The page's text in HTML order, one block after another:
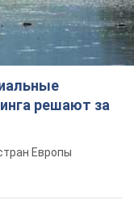
решают за
Европы